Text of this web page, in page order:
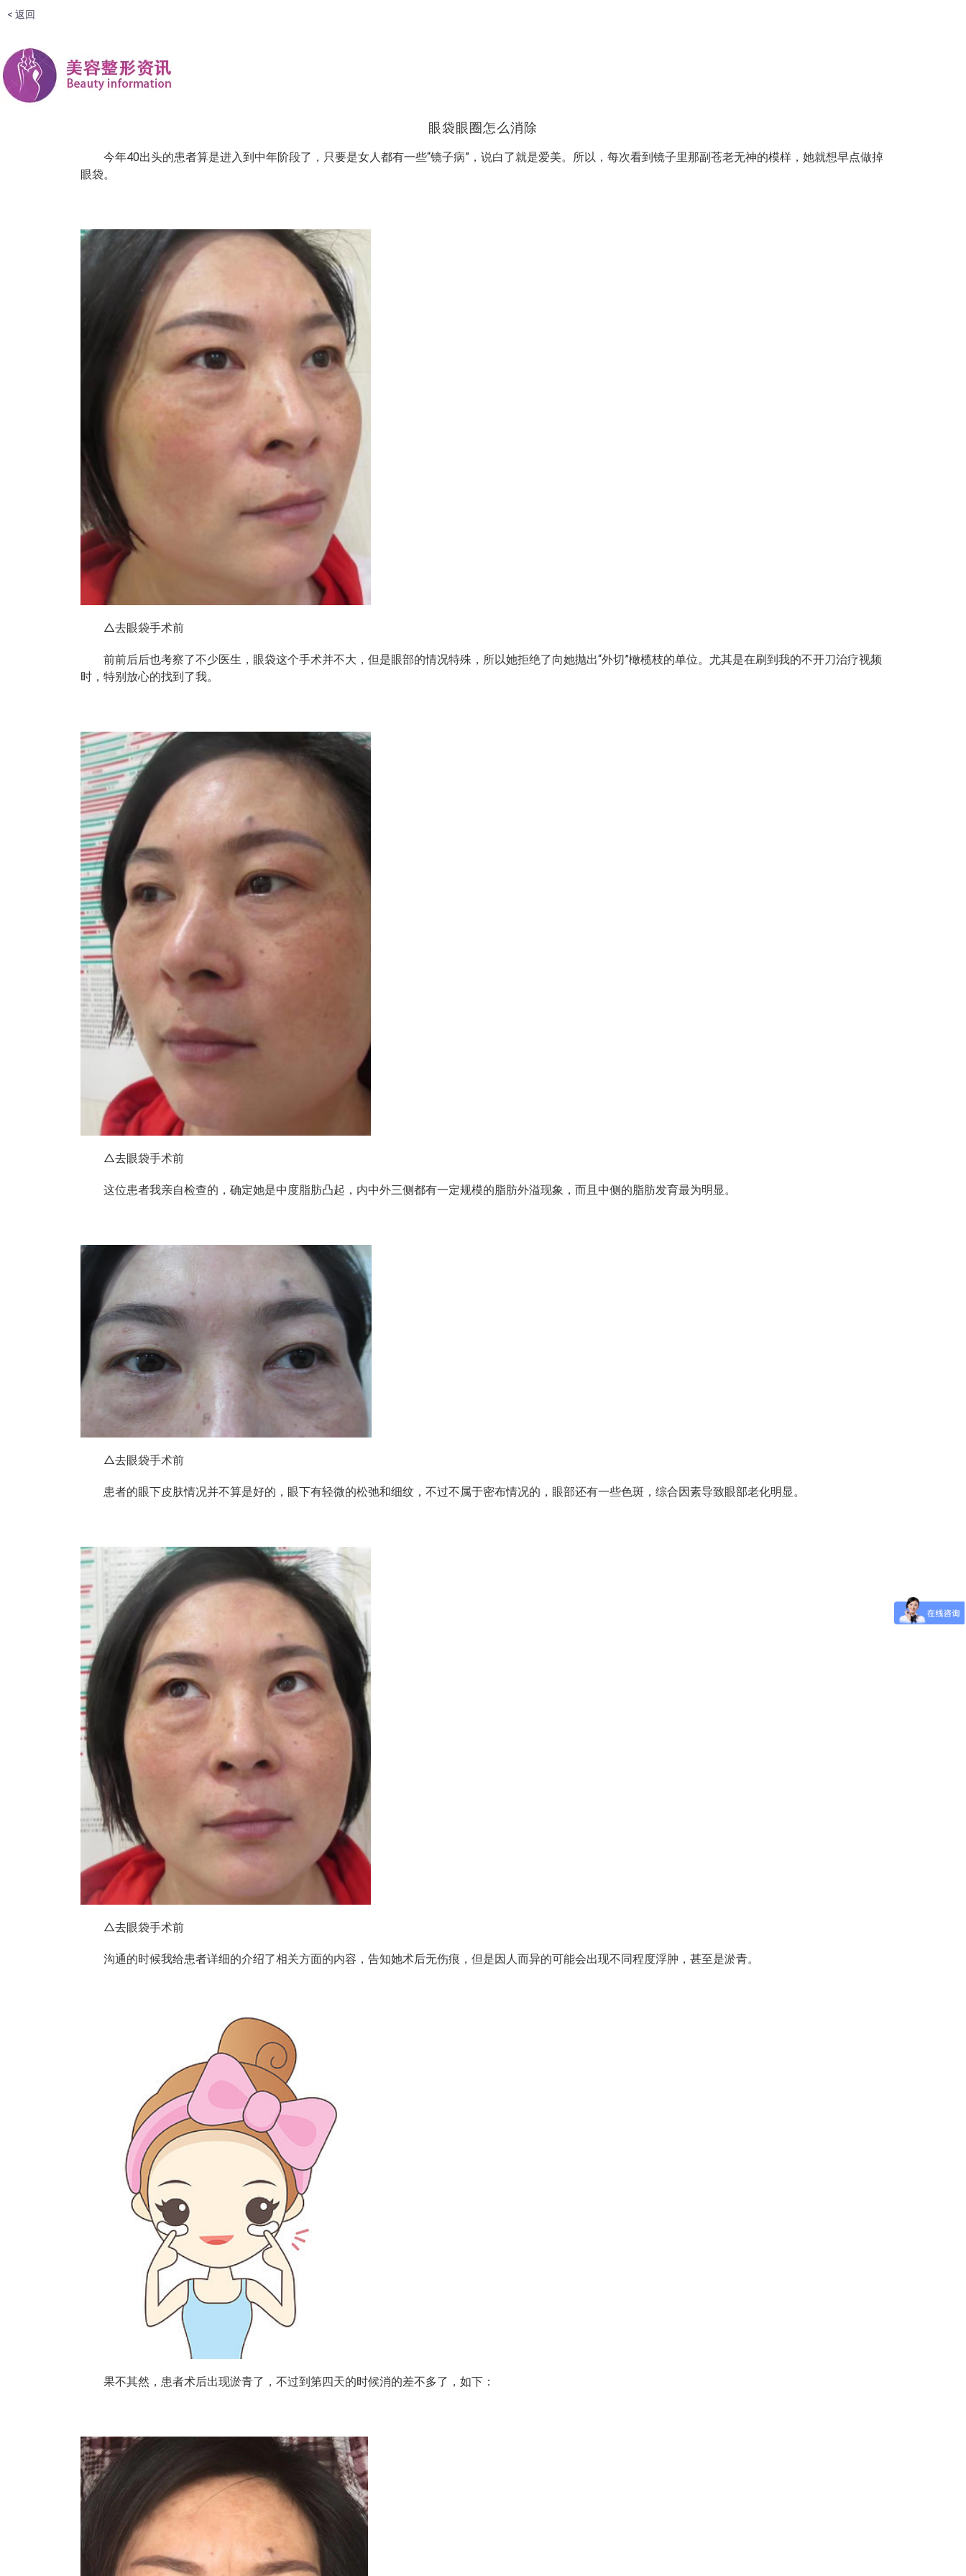
< 返回
眼袋眼圈怎么消除
今年40出头的患者算是进入到中年阶段了，只要是女人都有一些“镜子病”，说白了就是爱美。所以，每次看到镜子里那副苍老无神的模样，她就想早点做掉
眼袋。
△去眼袋手术前
前前后后也考察了不少医生，眼袋这个手术并不大，但是眼部的情况特殊，所以她拒绝了向她抛出“外切”橄榄枝的单位。尤其是在刷到我的不开刀治疗视频
时，特别放心的找到了我。
△去眼袋手术前
这位患者我亲自检查的，确定她是中度脂肪凸起，内中外三侧都有一定规模的脂肪外溢现象，而且中侧的脂肪发育最为明显。
△去眼袋手术前
患者的眼下皮肤情况并不算是好的，眼下有轻微的松弛和细纹，不过不属于密布情况的，眼部还有一些色斑，综合因素导致眼部老化明显。
△去眼袋手术前
沟通的时候我给患者详细的介绍了相关方面的内容，告知她术后无伤痕，但是因人而异的可能会出现不同程度浮肿，甚至是淤青。
果不其然，患者术后出现淤青了，不过到第四天的时候消的差不多了，如下：